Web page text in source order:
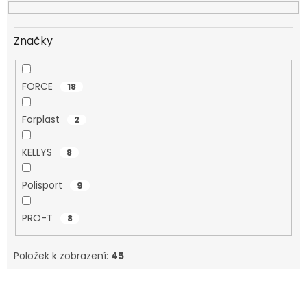
u
Značky
FORCE 18
Forplast 2
KELLYS 8
Polisport 9
PRO-T 8
Položek k zobrazení: 45